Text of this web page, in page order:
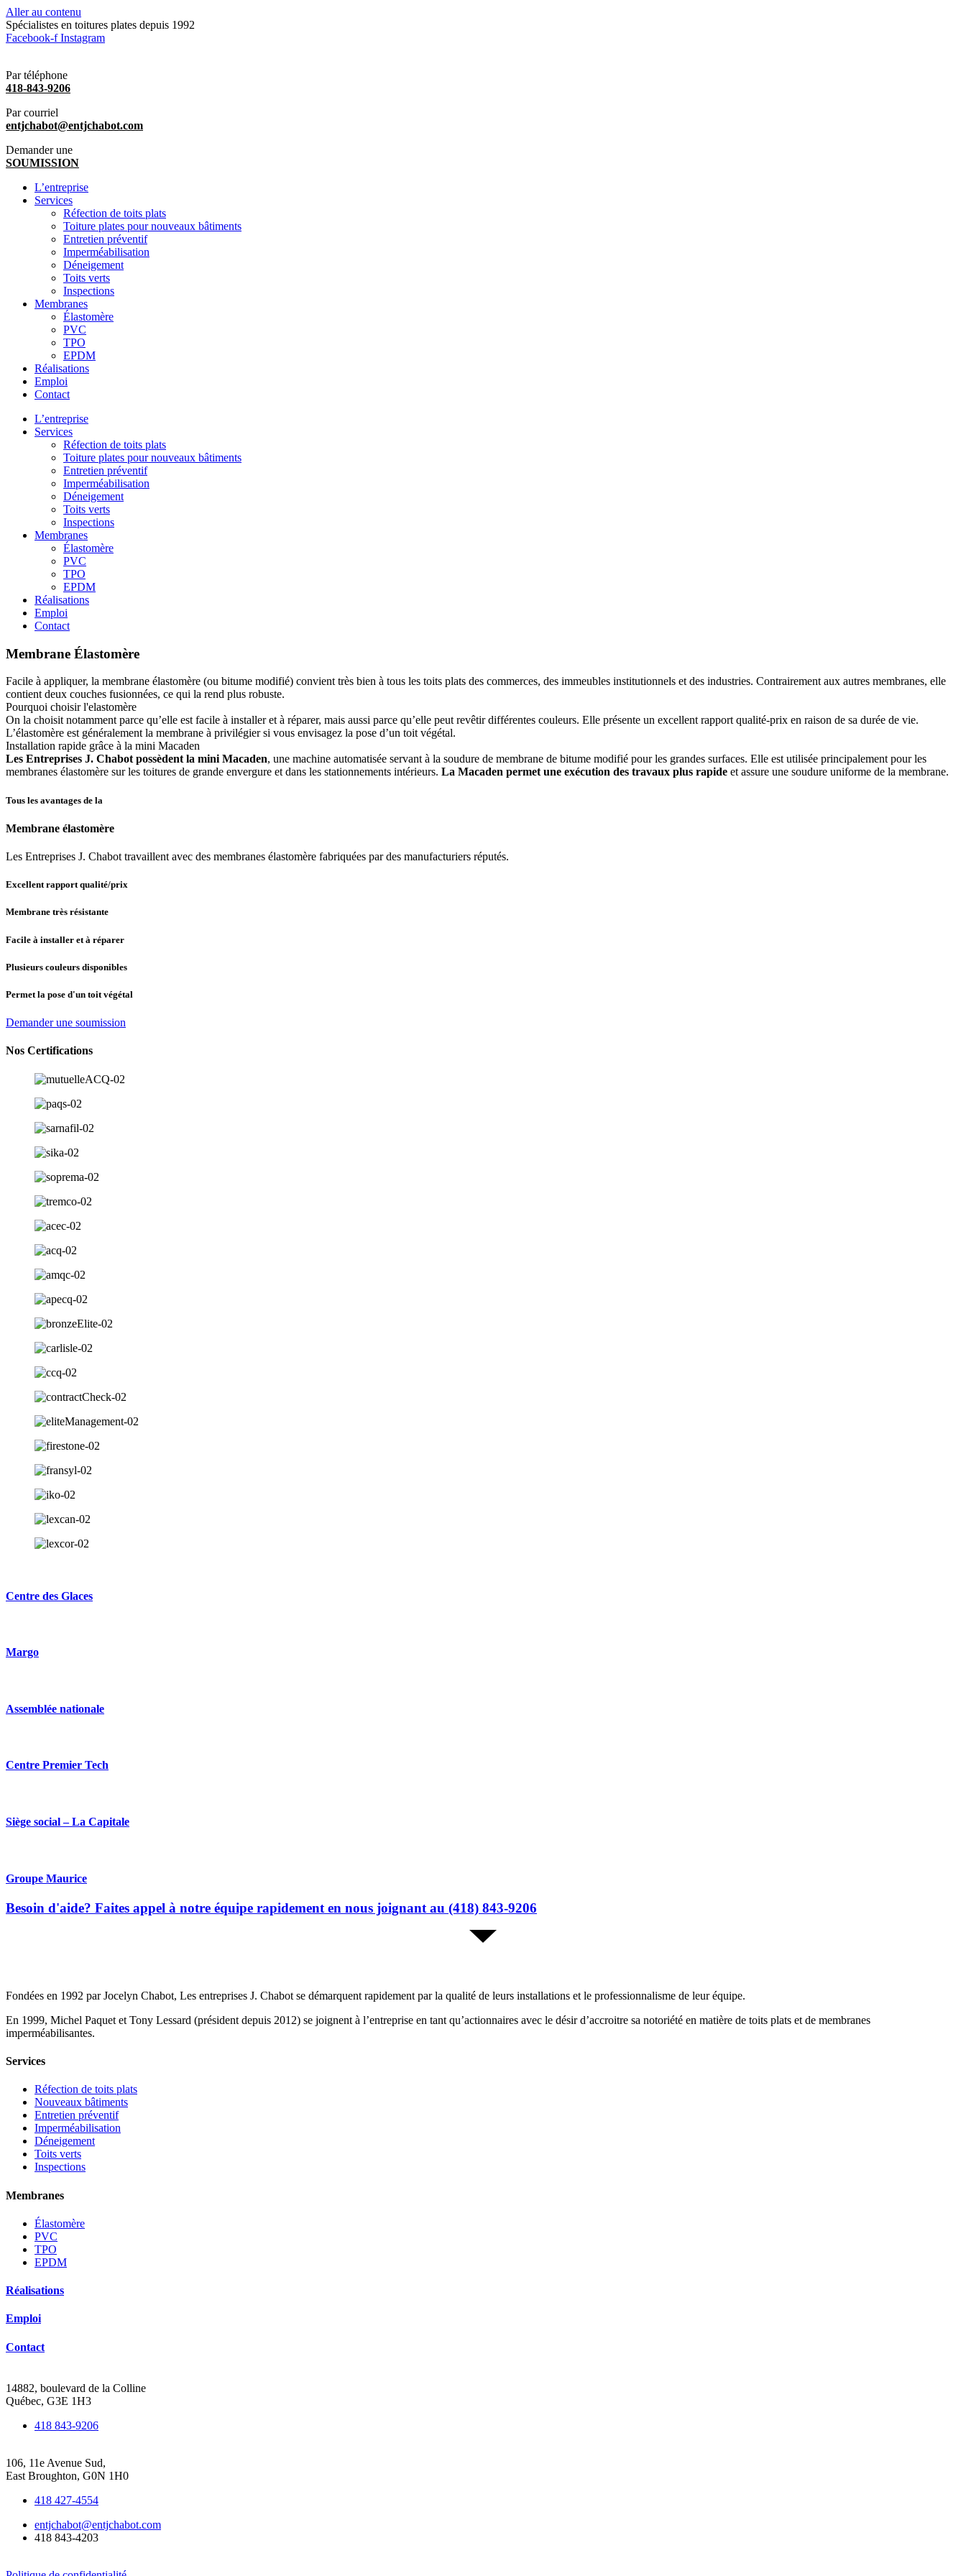
Aller au contenu
Spécialistes en toitures plates depuis 1992
Facebook-f Instagram
Par téléphone
418-843-9206
Par courriel
entjchabot@entjchabot.com
Demander une
SOUMISSION
L’entreprise
Services
Réfection de toits plats
Toiture plates pour nouveaux bâtiments
Entretien préventif
Imperméabilisation
Déneigement
Toits verts
Inspections
Membranes
Élastomère
PVC
TPO
EPDM
Réalisations
Emploi
Contact
L’entreprise
Services
Réfection de toits plats
Toiture plates pour nouveaux bâtiments
Entretien préventif
Imperméabilisation
Déneigement
Toits verts
Inspections
Membranes
Élastomère
PVC
TPO
EPDM
Réalisations
Emploi
Contact
Membrane Élastomère
Facile à appliquer, la membrane élastomère (ou bitume modifié) convient très bien à tous les toits plats des commerces, des immeubles institutionnels et des industries. Contrairement aux autres membranes, elle
contient deux couches fusionnées, ce qui la rend plus robuste.
Pourquoi choisir l'elastomère
On la choisit notamment parce qu’elle est facile à installer et à réparer, mais aussi parce qu’elle peut revêtir différentes couleurs. Elle présente un excellent rapport qualité-prix en raison de sa durée de vie.
L’élastomère est généralement la membrane à privilégier si vous envisagez la pose d’un toit végétal.
Installation rapide grâce à la mini Macaden
Les Entreprises J. Chabot possèdent la mini Macaden, une machine automatisée servant à la soudure de membrane de bitume modifié pour les grandes surfaces. Elle est utilisée principalement pour les
membranes élastomère sur les toitures de grande envergure et dans les stationnements intérieurs. La Macaden permet une exécution des travaux plus rapide et assure une soudure uniforme de la membrane.
Tous les avantages de la
Membrane élastomère
Les Entreprises J. Chabot travaillent avec des membranes élastomère fabriquées par des manufacturiers réputés.
Excellent rapport qualité/prix
Membrane très résistante
Facile à installer et à réparer
Plusieurs couleurs disponibles
Permet la pose d'un toit végétal
Demander une soumission
Nos Certifications
Centre des Glaces
Margo
Assemblée nationale
Centre Premier Tech
Siège social – La Capitale
Groupe Maurice
Besoin d'aide? Faites appel à notre équipe rapidement en nous joignant au (418) 843-9206
Fondées en 1992 par Jocelyn Chabot, Les entreprises J. Chabot se démarquent rapidement par la qualité de leurs installations et le professionnalisme de leur équipe.
En 1999, Michel Paquet et Tony Lessard (président depuis 2012) se joignent à l’entreprise en tant qu’actionnaires avec le désir d’accroitre sa notoriété en matière de toits plats et de membranes
imperméabilisantes.
Services
Réfection de toits plats
Nouveaux bâtiments
Entretien préventif
Imperméabilisation
Déneigement
Toits verts
Inspections
Membranes
Élastomère
PVC
TPO
EPDM
Réalisations
Emploi
Contact
14882, boulevard de la Colline
Québec, G3E 1H3
418 843-9206
106, 11e Avenue Sud,
East Broughton, G0N 1H0
418 427-4554
entjchabot@entjchabot.com
418 843-4203